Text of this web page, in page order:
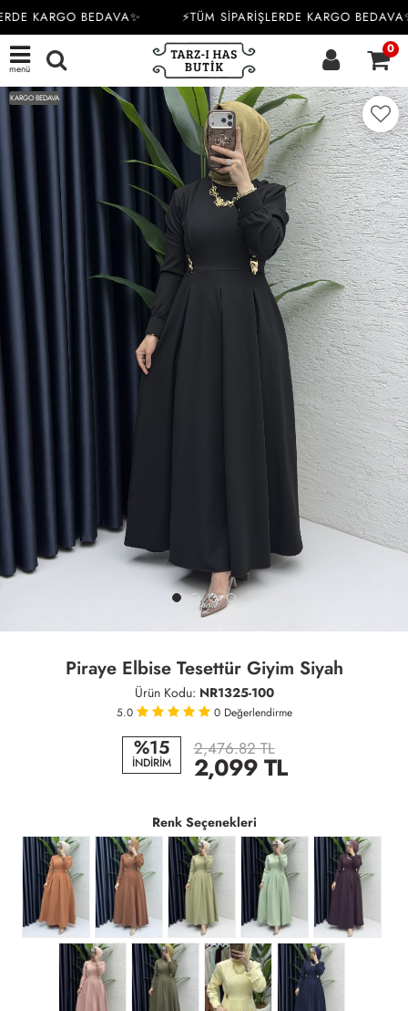
KARGO BEDAVA✨ ⚡TÜM SİPARİŞLERDE KARGO BEDAVA✨
menü
0
KARGO BEDAVA
Piraye Elbise Tesettür Giyim Siyah
Ürün Kodu: NR1325-100
5.0 0 Değerlendirme
%15
İNDİRİM
2,476.82 TL
2,099TL
Renk Seçenekleri